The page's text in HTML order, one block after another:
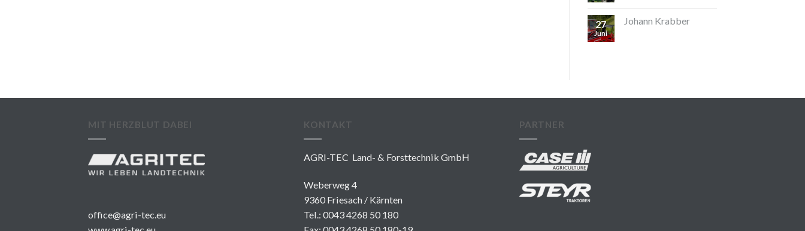
27
Juni
Johann Krabber
MIT HERZBLUT DABEI
office@agri-tec.eu
KONTAKT
AGRI-TEC Land- & Forsttechnik GmbH
Weberweg 4
9360 Friesach / Kärnten
Tel.: 0043 4268 50 180
PARTNER